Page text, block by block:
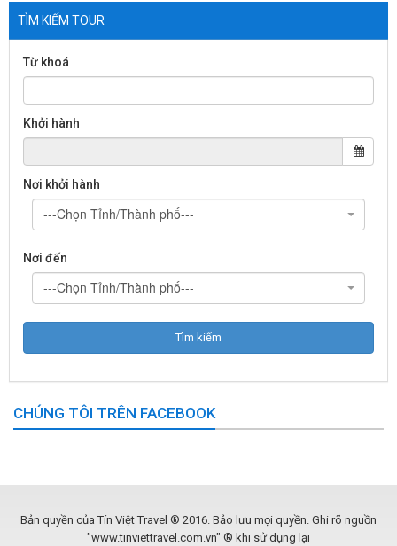
TÌM KIẾM TOUR
Từ khoá
Khởi hành
Nơi khởi hành
---Chọn Tỉnh/Thành phố---
Nơi đến
---Chọn Tỉnh/Thành phố---
CHÚNG TÔI TRÊN FACEBOOK
Bản quyền của Tín Việt Travel ® 2016. Bảo lưu mọi quyền. Ghi rõ nguồn
"www.tinviettravel.com.vn" ® khi sử dụng lại